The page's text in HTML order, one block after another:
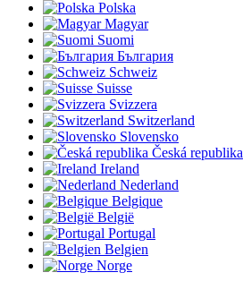
Polska
Magyar
Suomi
България
Schweiz
Suisse
Svizzera
Switzerland
Slovensko
Česká republika
Ireland
Nederland
Belgique
België
Portugal
Belgien
Norge